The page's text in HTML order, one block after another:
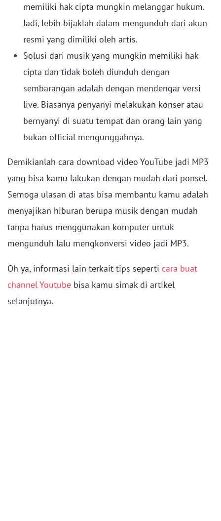
memiliki hak cipta mungkin melanggar hukum.
Jadi, lebih bijaklah dalam mengunduh dari akun
resmi yang dimiliki oleh artis.
Solusi dari musik yang mungkin memiliki hak
cipta dan tidak boleh diunduh dengan
sembarangan adalah dengan mendengar versi
live. Biasanya penyanyi melakukan konser atau
bernyanyi di suatu tempat dan orang lain yang
bukan official mengunggahnya.
Demikianlah cara download video YouTube jadi MP3
yang bisa kamu lakukan dengan mudah dari ponsel.
Semoga ulasan di atas bisa membantu kamu adalah
menyajikan hiburan berupa musik dengan mudah
tanpa harus menggunakan komputer untuk
mengunduh lalu mengkonversi video jadi MP3.
Oh ya, informasi lain terkait tips seperti cara buat
channel Youtube bisa kamu simak di artikel
selanjutnya.